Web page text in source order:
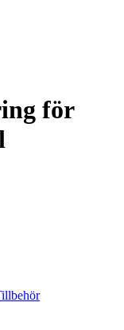
för